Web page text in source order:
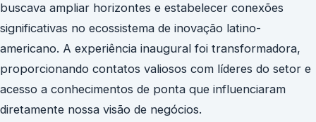
buscava ampliar horizontes e estabelecer conexões
significativas no ecossistema de inovação latino-
americano. A experiência inaugural foi transformadora,
proporcionando contatos valiosos com líderes do setor e
acesso a conhecimentos de ponta que influenciaram
diretamente nossa visão de negócios.